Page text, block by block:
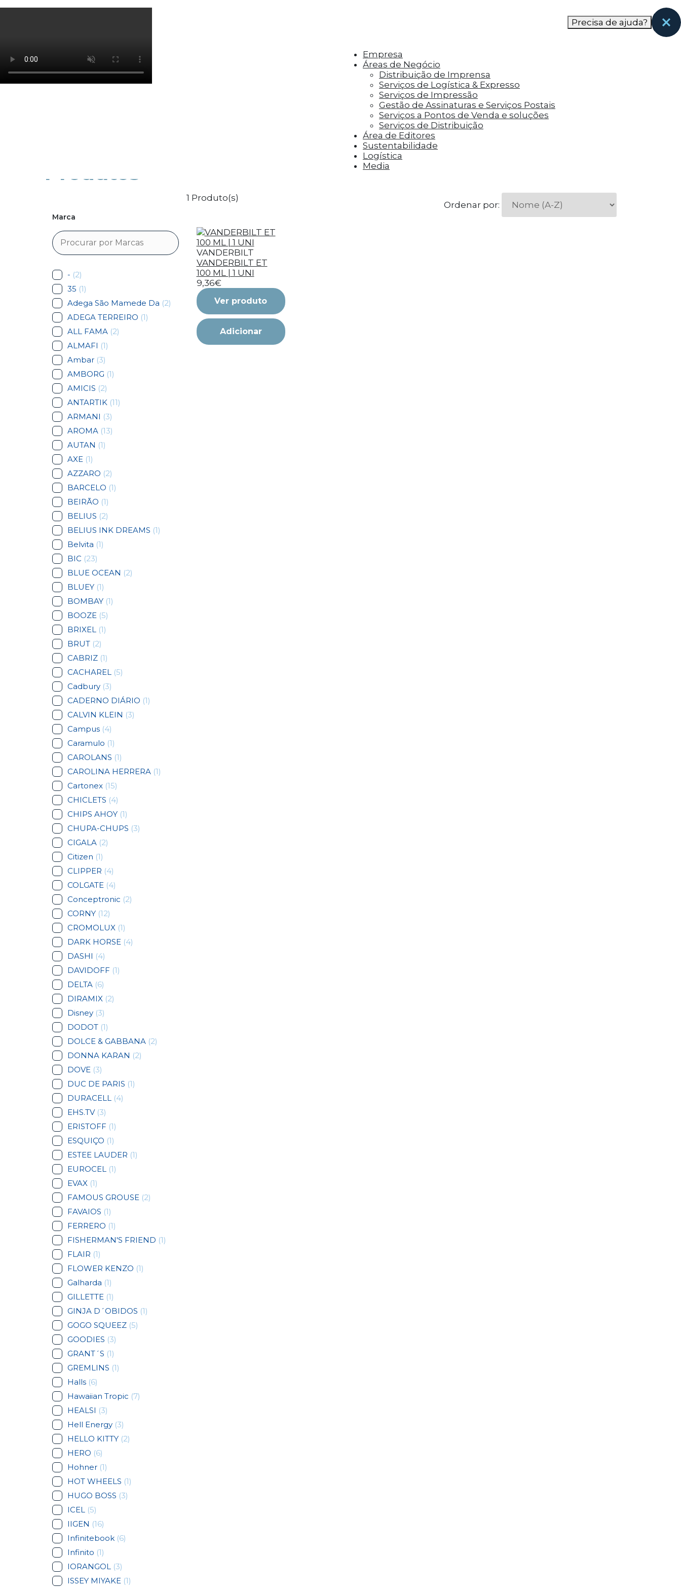
Os cookies de marketing são usados para entregar aos visitantes anúncios personalizados com base nas páginas que eles visitaram antes e analisar a
Precisa de ajuda?
Empresa
Áreas de Negócio
Distribuição de Imprensa
Serviços de Logística & Expresso
Serviços de Impressão
Gestão de Assinaturas e Serviços Postais
Serviços a Pontos de Venda e soluções
Serviços de Distribuição
Área de Editores
Sustentabilidade
Logística
Media
Produtos
Marca
- (2)
35 (1)
Adega São Mamede Da (2)
ADEGA TERREIRO (1)
ALL FAMA (2)
ALMAFI (1)
Ambar (3)
AMBORG (1)
AMICIS (2)
ANTARTIK (11)
ARMANI (3)
AROMA (13)
AUTAN (1)
AXE (1)
AZZARO (2)
BARCELO (1)
BEIRÃO (1)
BELIUS (2)
BELIUS INK DREAMS (1)
Belvita (1)
BIC (23)
BLUE OCEAN (2)
BLUEY (1)
BOMBAY (1)
BOOZE (5)
BRIXEL (1)
BRUT (2)
CABRIZ (1)
CACHAREL (5)
Cadbury (3)
CADERNO DIÁRIO (1)
CALVIN KLEIN (3)
Campus (4)
Caramulo (1)
CAROLANS (1)
CAROLINA HERRERA (1)
Cartonex (15)
CHICLETS (4)
CHIPS AHOY (1)
CHUPA-CHUPS (3)
CIGALA (2)
Citizen (1)
CLIPPER (4)
COLGATE (4)
Conceptronic (2)
CORNY (12)
CROMOLUX (1)
DARK HORSE (4)
DASHI (4)
DAVIDOFF (1)
DELTA (6)
DIRAMIX (2)
Disney (3)
DODOT (1)
DOLCE & GABBANA (2)
DONNA KARAN (2)
DOVE (3)
DUC DE PARIS (1)
DURACELL (4)
EHS.TV (3)
ERISTOFF (1)
ESQUIÇO (1)
ESTEE LAUDER (1)
EUROCEL (1)
EVAX (1)
FAMOUS GROUSE (2)
FAVAIOS (1)
FERRERO (1)
FISHERMAN'S FRIEND (1)
FLAIR (1)
FLOWER KENZO (1)
Galharda (1)
GILLETTE (1)
GINJA D´OBIDOS (1)
GOGO SQUEEZ (5)
GOODIES (3)
GRANT´S (1)
GREMLINS (1)
Halls (6)
Hawaiian Tropic (7)
HEALSI (3)
Hell Energy (3)
HELLO KITTY (2)
HERO (6)
Hohner (1)
HOT WHEELS (1)
HUGO BOSS (3)
ICEL (5)
IIGEN (16)
Infinitebook (6)
Infinito (1)
IORANGOL (3)
ISSEY MIYAKE (1)
1 Produto(s)
Ordenar por:
VANDERBILT
VANDERBILT ET
100 ML | 1 UNI
9,36€
Ver produto
Adicionar